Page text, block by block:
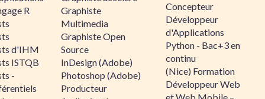
R
d'IHM
ISTQB
-
Graphiste
Multimedia
Graphiste Open
Source
InDesign (Adobe)
Photoshop (Adobe)
Producteur
Concepteur
Développeur
d'Applications
Python - Bac+3 en
continu
(Nice) Formation
Développeur Web